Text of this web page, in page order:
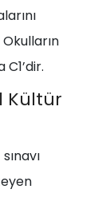
Kültür